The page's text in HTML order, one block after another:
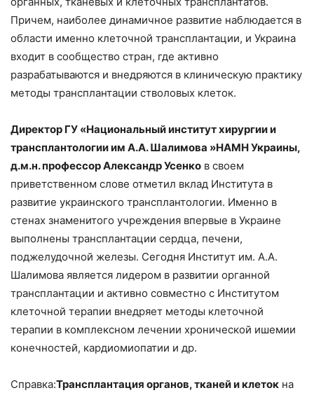
Причем, наиболее динамичное развитие наблюдается в
области именно клеточной трансплантации, и Украина
входит в сообщество стран, где активно
разрабатываются и внедряются в клиническую практику
методы трансплантации стволовых клеток.
Директор ГУ «Национальный институт хирургии и
трансплантологии им А.А. Шалимова »НАМН Украины,
д.м.н. профессор Александр Усенко в своем
приветственном слове отметил вклад Института в
развитие украинского трансплантологии. Именно в
стенах знаменитого учреждения впервые в Украине
выполнены трансплантации сердца, печени,
поджелудочной железы. Сегодня Институт им. А.А.
Шалимова является лидером в развитии органной
трансплантации и активно совместно с Институтом
клеточной терапии внедряет методы клеточной
терапии в комплексном лечении хронической ишемии
конечностей, кардиомиопатии и др.
Справка:Трансплантация органов, тканей и клеток на